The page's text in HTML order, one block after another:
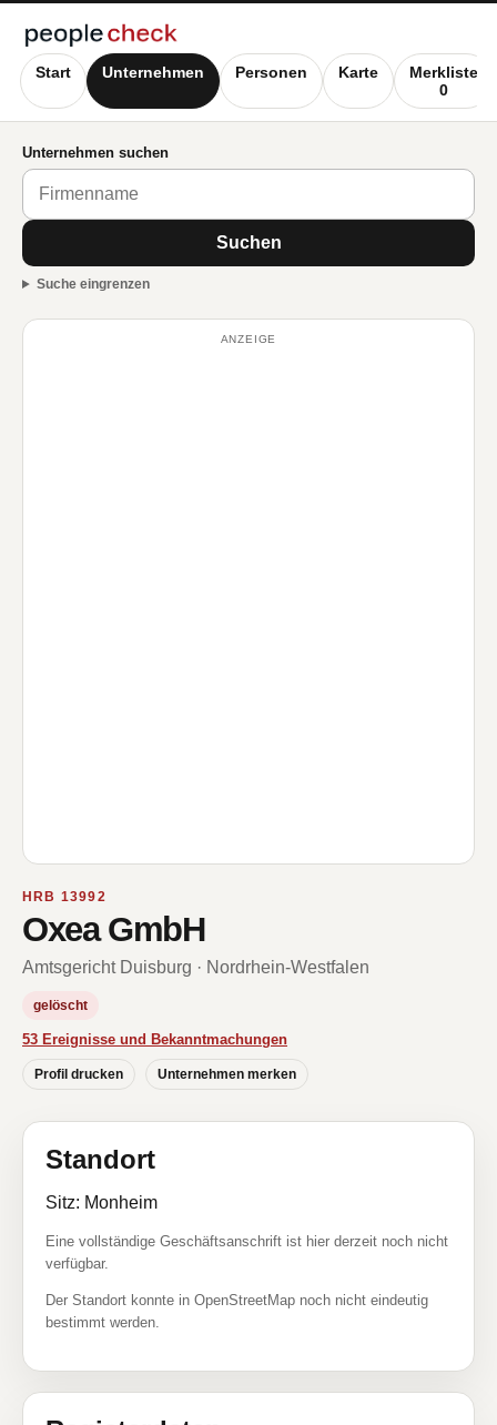
Start Unternehmen Personen Karte
Merkliste
0
Unternehmen suchen
Suchen
Suche eingrenzen
ANZEIGE
HRB 13992
Oxea GmbH
Amtsgericht Duisburg · Nordrhein-Westfalen
gelöscht
53 Ereignisse und Bekanntmachungen
Profil drucken Unternehmen merken
Standort
Sitz: Monheim
Eine vollständige Geschäftsanschrift ist hier derzeit noch nicht
verfügbar.
Der Standort konnte in OpenStreetMap noch nicht eindeutig
bestimmt werden.